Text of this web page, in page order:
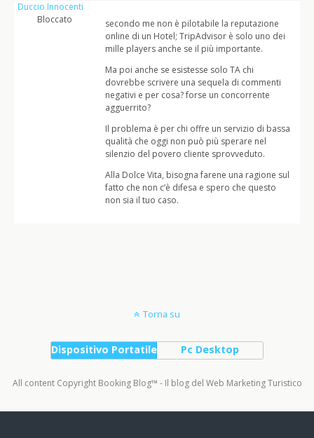
Duccio Innocenti
Bloccato
secondo me non è pilotabile la reputazione
online di un Hotel; TripAdvisor è solo uno dei
mille players anche se il più importante.
Ma poi anche se esistesse solo TA chi
dovrebbe scrivere una sequela di commenti
negativi e per cosa? forse un concorrente
agguerrito?
Il problema è per chi offre un servizio di bassa
qualità che oggi non può più sperare nel
silenzio del povero cliente sprovveduto.
Alla Dolce Vita, bisogna farene una ragione sul
fatto che non c’è difesa e spero che questo
non sia il tuo caso.
Torna su
Dispositivo Portatile Pc Desktop
All content Copyright Booking Blog™ - Il blog del Web Marketing Turistico